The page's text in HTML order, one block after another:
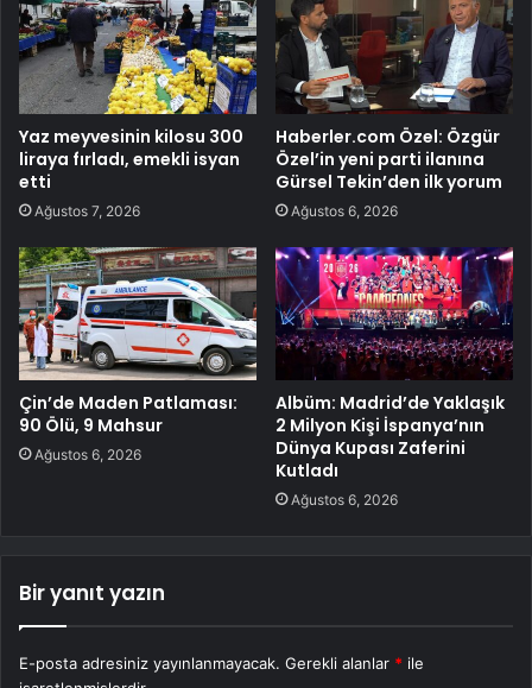
Yaz meyvesinin kilosu 300
liraya fırladı, emekli isyan
etti
Ağustos 7, 2026
Haberler.com Özel: Özgür
Özel’in yeni parti ilanına
Gürsel Tekin’den ilk yorum
Ağustos 6, 2026
Çin’de Maden Patlaması:
90 Ölü, 9 Mahsur
Ağustos 6, 2026
Albüm: Madrid’de Yaklaşık
2 Milyon Kişi İspanya’nın
Dünya Kupası Zaferini
Kutladı
Ağustos 6, 2026
Bir yanıt yazın
E-posta adresiniz yayınlanmayacak. Gerekli alanlar * ile